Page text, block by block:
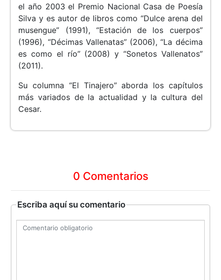
el año 2003 el Premio Nacional Casa de Poesía
Silva y es autor de libros como “Dulce arena del
musengue” (1991), “Estación de los cuerpos”
(1996), “Décimas Vallenatas” (2006), “La décima
es como el río” (2008) y “Sonetos Vallenatos”
(2011).
Su columna “El Tinajero” aborda los capítulos
más variados de la actualidad y la cultura del
Cesar.
0 Comentarios
Escriba aquí su comentario